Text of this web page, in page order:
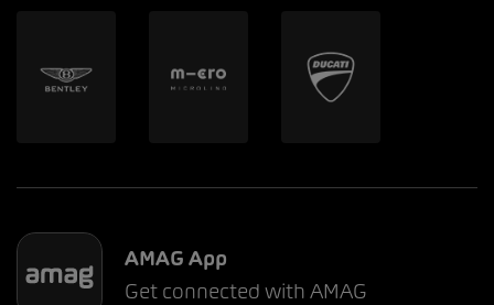
AMAG App
Get connected with AMAG